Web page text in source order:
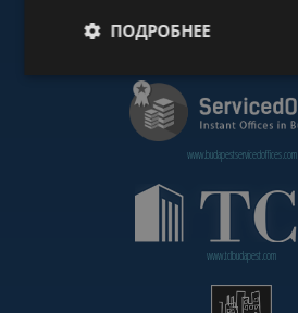
www.budapestservicedoffices.com
www.tclbudapest.com
ПОДРОБНЕЕ